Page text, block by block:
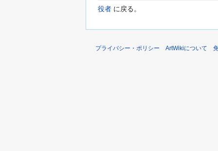
役者 に戻る。
プライバシー・ポリシー ArtWikiについて